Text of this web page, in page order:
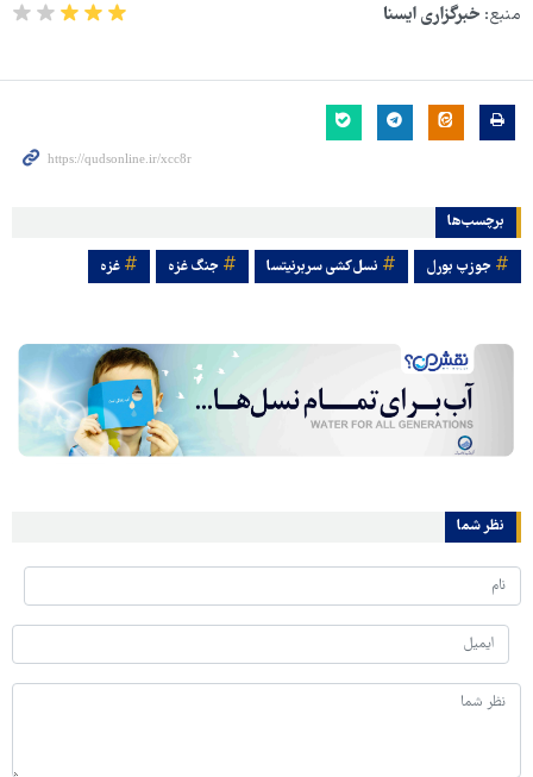
منبع: خبرگزاری ایسنا
برچسب‌ها
جوزپ بورل نسل‌کشی سربرنیتسا جنگ غزه غزه
نظر شما